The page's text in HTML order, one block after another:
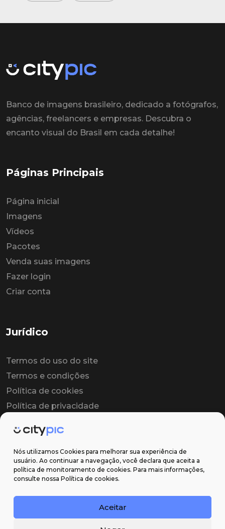
Nós utilizamos Cookies para melhorar sua experiência de
usuário. Ao continuar a navegação, você declara que aceita a
política de monitoramento de cookies. Para mais informações,
consulte nossa Política de cookies.
Aceitar
Banco de imagens brasileiro, dedicado a fotógrafos,
agências, freelancers e empresas. Descubra o
encanto visual do Brasil em cada detalhe!
Páginas Principais
Página inicial
Imagens
Vídeos
Pacotes
Venda suas imagens
Fazer login
Criar conta
Jurídico
Termos do uso do site
Termos e condições
Política de cookies
Política de privacidade
Contrato de licença
Suporte
Email: contato@citypic.com.br